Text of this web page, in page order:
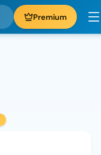
Premium